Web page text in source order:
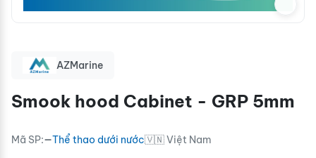
AZMarine
Smook hood Cabinet - GRP 5mm
Mã SP:—Thể thao dưới nước🇻🇳 Việt Nam